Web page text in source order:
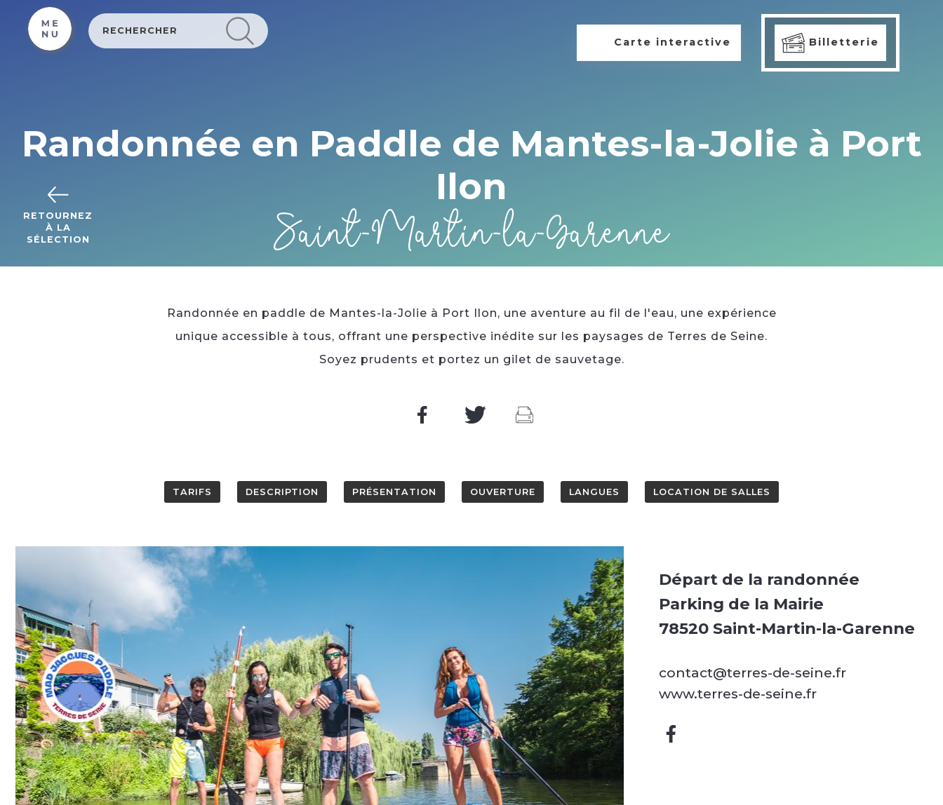
Carte interactive Billetterie
RETOURNEZ
À LA
SÉLECTION
Randonnée en Paddle de Mantes-la-Jolie à Port
Ilon
Saint-Martin-la-Garenne
Randonnée en paddle de Mantes-la-Jolie à Port Ilon, une aventure au fil de l'eau, une expérience
unique accessible à tous, offrant une perspective inédite sur les paysages de Terres de Seine.
Soyez prudents et portez un gilet de sauvetage.
TARIFS DESCRIPTION PRÉSENTATION OUVERTURE LANGUES LOCATION DE SALLES
Départ de la randonnée
Parking de la Mairie
78520 Saint-Martin-la-Garenne
contact@terres-de-seine.fr
www.terres-de-seine.fr
Cookies beheer paneel